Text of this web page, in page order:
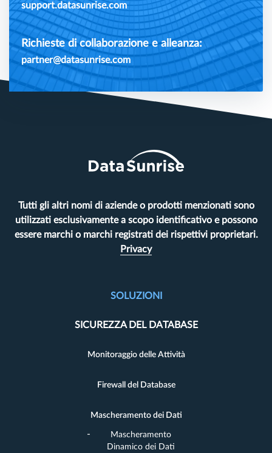
support.datasunrise.com
Richieste di collaborazione e alleanza:
partner@datasunrise.com
Tutti gli altri nomi di aziende o prodotti menzionati sono
utilizzati esclusivamente a scopo identificativo e possono
essere marchi o marchi registrati dei rispettivi proprietari.
Privacy
SOLUZIONI
SICUREZZA DEL DATABASE
Monitoraggio delle Attività
Firewall del Database
Mascheramento dei Dati
Mascheramento
Dinamico dei Dati